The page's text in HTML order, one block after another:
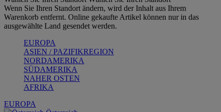
Wenn Sie Ihren Standort ändern, wird der Inhalt aus Ihrem
Warenkorb entfernt. Online gekaufte Artikel können nur in das
ausgewählte Land gesendet werden.
EUROPA
ASIEN / PAZIFIKREGION
NORDAMERIKA
SÜDAMERIKA
NAHER OSTEN
AFRIKA
EUROPA